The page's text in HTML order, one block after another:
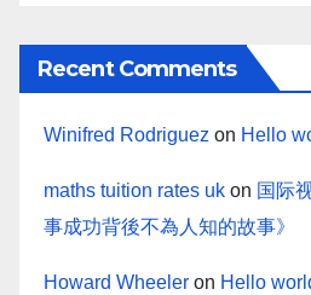
Recent Comments
Winifred Rodriguez on Hello
maths tuition rates uk on 国际
事成功背後不為人知的故事》
Howard Wheeler on Hello